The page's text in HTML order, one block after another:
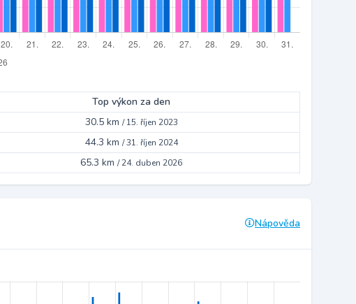
Top výkon za den
30.5 km /15. říjen 2023
44.3 km /31. říjen 2024
65.3 km /24. duben 2026
Nápověda